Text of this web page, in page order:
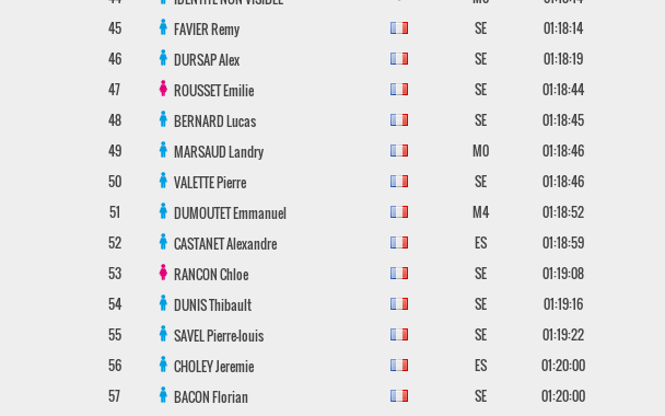
45
FAVIERRemy SE
01:18:14
46
DURSAPAlex SE
01:18:19
47
ROUSSETEmilie SE
01:18:44
48
BERNARDLucas SE
01:18:45
49
MARSAUDLandry M0
01:18:46
50
VALETTEPierre SE
01:18:46
51
DUMOUTETEmmanuel M4
01:18:52
52
CASTANETAlexandre ES
01:18:59
53
RANCONChloe SE 01:19:08
54
DUNISThibault SE
01:19:16
55
SAVELPierre-louis SE 01:19:22
56
CHOLEYJeremie ES
01:20:00
57
BACONFlorian SE
01:20:00